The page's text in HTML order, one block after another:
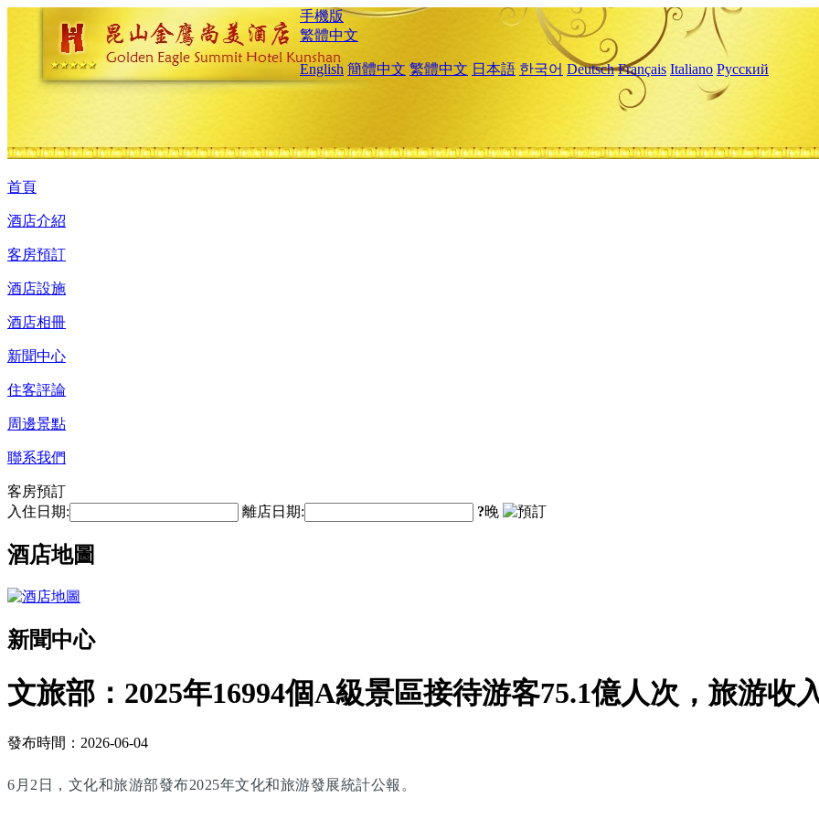
手機版
繁體中文
English 簡體中文 繁體中文 日本語 한국어 Deutsch Français Italiano Русский
首頁
酒店介紹
客房預訂
酒店設施
酒店相冊
新聞中心
住客評論
周邊景點
聯系我們
客房預訂
入住日期:
離店日期: ?晚
酒店地圖
新聞中心
文旅部：2025年16994個A級景區接待游客75.1億人次，旅游收
發布時間：2026-06-04
6月2日，文化和旅游部發布2025年文化和旅游發展統計公報。